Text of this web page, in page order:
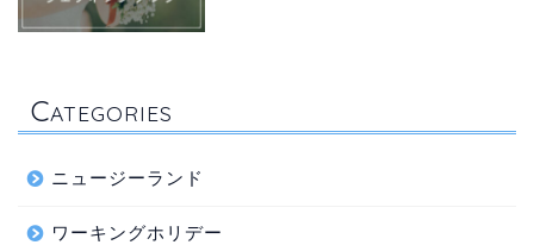
CATEGORIES
ニュージーランド
ワーキングホリデー